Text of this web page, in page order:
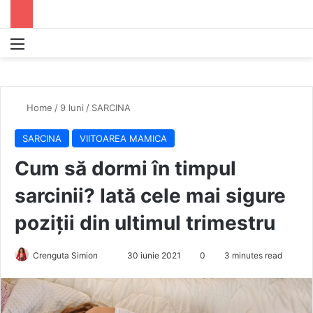
Home / 9 luni / SARCINA
SARCINA VIITOAREA MAMICA
Cum să dormi în timpul
sarcinii? Iată cele mai sigure
poziții din ultimul trimestru
Crenguta Simion
d
30 iunie 2021 0 3 minutes read